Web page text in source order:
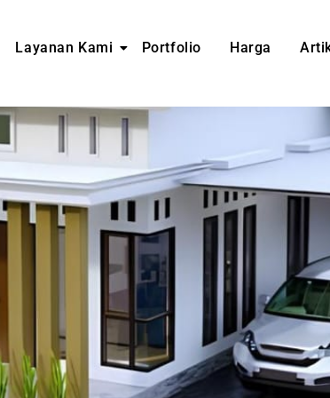
Layanan Kami Portfolio Harga